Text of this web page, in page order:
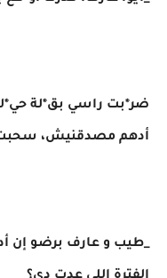
ضر*بت راسي بق*لة
أدهم مصدقنيش،
_طيب و عارف برضو إن